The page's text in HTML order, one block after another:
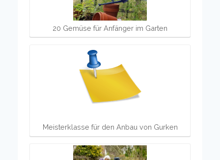
20 Gemüse für Anfänger im Garten
Meisterklasse für den Anbau von Gurken